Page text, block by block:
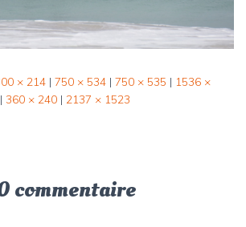
× 214 | 750 × 534 | 750 × 535 | 1536 ×
| 360 × 240 | 2137 × 1523
commentaire